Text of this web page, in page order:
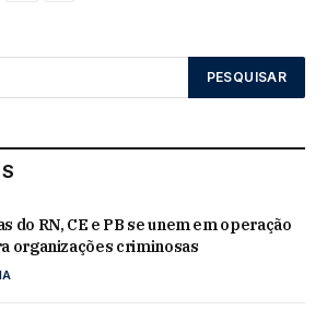
do RN, CE e PB se unem em operação
organizações criminosas